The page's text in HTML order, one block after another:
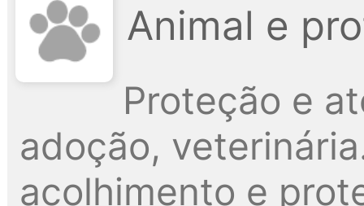
Animal e
Proteção e
adoção,
acolhimento e